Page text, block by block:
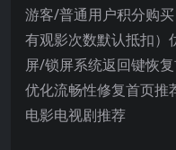
游客/普通用户积分购
有观影次数默认抵扣）
屏/锁屏系统返回键恢
优化流畅性修复首页推
电影电视剧推荐